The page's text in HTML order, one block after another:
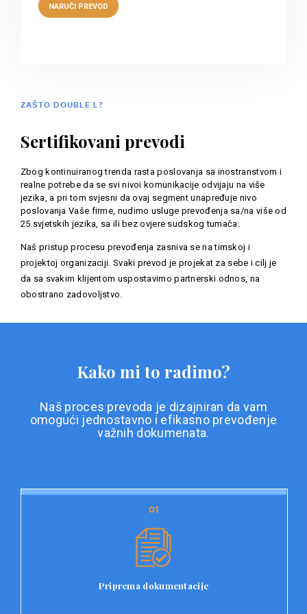
ZAŠTO DOUBLE L?
Sertifikovani prevodi
Zbog kontinuiranog trenda rasta poslovanja sa inostranstvom i
realne potrebe da se svi nivoi komunikacije odvijaju na više
jezika, a pri tom svjesni da ovaj segment unapređuje nivo
poslovanja Vaše firme, nudimo usluge prevođenja sa/na više od
25 svjetskih jezika, sa ili bez ovjere sudskog tumača.
Naš pristup procesu prevođenja zasniva se na timskoj i
projektoj organizaciji. Svaki prevod je projekat za sebe i cilj je
da sa svakim klijentom uspostavimo partnerski odnos, na
obostrano zadovoljstvo.
Kako mi to radimo?
Naš proces prevoda je dizajniran da vam
omogući jednostavno i efikasno prevođenje
važnih dokumenata.
01
Priprema dokumentacije
01
Prvi korak u našem procesu prevoda je priprema
dokumentacije. Korisnici jednostavno učitavaju svoje
dokumenta, kao i specifične zahtjeve za prevod.